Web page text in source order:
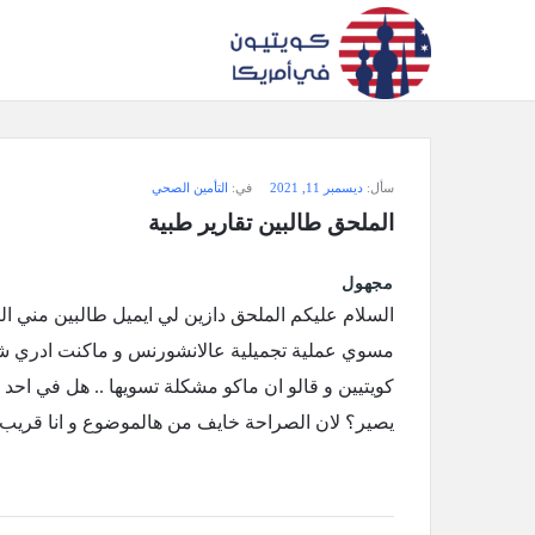
وجواب
أمريكا
الاحدث
سأل: ديسمبر 11, 2021 في: التأمين الصحي
الملحق طالبين تقارير طبية
مجهول
مسوي عملية تجميلية عالانشورنس و ماكنت ادري
كويتيين و قالو ان ماكو مشكلة تسويها .. هل في
يصير؟ لان الصراحة خايف من هالموضوع و انا